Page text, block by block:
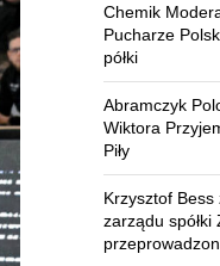
Chemik
Pucharze
półki
Abramczyk
Wiktora
Piły
Krzysztof Bess
zarządu spółki